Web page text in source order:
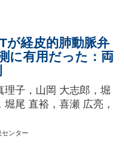
が経皮的肺動脈弁
に有用だった ： 両
理子，山岡 大志郎，堀
尾 直裕，喜瀬 広亮，
ンター